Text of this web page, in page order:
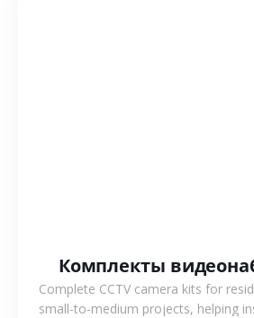
Комплекты
Complete CCTV camera kits for
small-to-medium projects, helping